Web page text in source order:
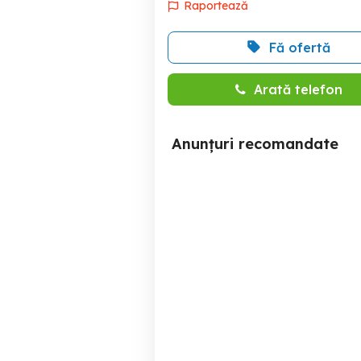
Raportează
Fă ofertă
Arată telefon
Anunțuri recomandate